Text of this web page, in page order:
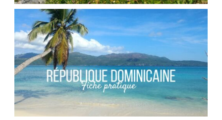
FRANCE // RANDONNÉE AU COL DES PORTES
D’OCHE
Audrey Blog,Europe
RÉPUBLIQUE DOMINICAINE // FICHE